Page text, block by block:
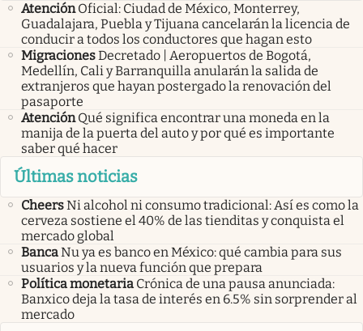
Atención Oficial: Ciudad de México, Monterrey,
Guadalajara, Puebla y Tijuana cancelarán la licencia de
conducir a todos los conductores que hagan esto
MigracionesDecretado | Aeropuertos de Bogotá,
Medellín, Cali y Barranquilla anularán la salida de
extranjeros que hayan postergado la renovación del
pasaporte
Atención Qué significa encontrar una moneda en la
manija de la puerta del auto y por qué es importante
saber qué hacer
Últimas noticias
CheersNi alcohol ni consumo tradicional: Así es como la
cerveza sostiene el 40% de las tienditas y conquista el
mercado global
BancaNu ya es banco en México: qué cambia para sus
usuarios y la nueva función que prepara
Política monetaria Crónica de una pausa anunciada:
Banxico deja la tasa de interés en 6.5% sin sorprender al
mercado